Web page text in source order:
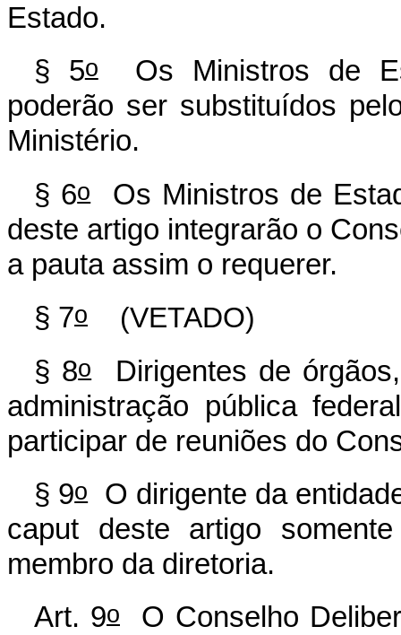
Estado.
§ 5oOs Ministros de
poderão ser substituídos
Ministério.
§ 6oOs Ministros de
deste artigo integrarão o
a pauta assim o requerer.
§ 7o
(VETADO)
§ 8oDirigentes de órgãos,
administração pública
participar de reuniões do
§ 9oO dirigente da
caput deste artigo
membro da diretoria.
Art. 9o
O Conselho